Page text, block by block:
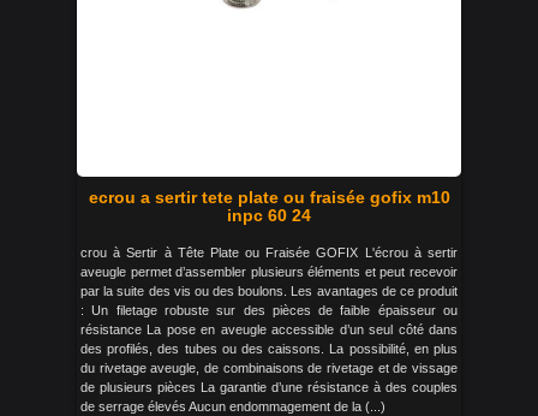
ecrou a sertir tete plate ou fraisée gofix m10
inpc 60 24
crou à Sertir à Tête Plate ou Fraisée GOFIX L'écrou à sertir
aveugle permet d’assembler plusieurs éléments et peut recevoir
par la suite des vis ou des boulons. Les avantages de ce produit
: Un filetage robuste sur des pièces de faible épaisseur ou
résistance La pose en aveugle accessible d’un seul côté dans
des profilés, des tubes ou des caissons. La possibilité, en plus
du rivetage aveugle, de combinaisons de rivetage et de vissage
de plusieurs pièces La garantie d’une résistance à des couples
de serrage élevés Aucun endommagement de la (...)